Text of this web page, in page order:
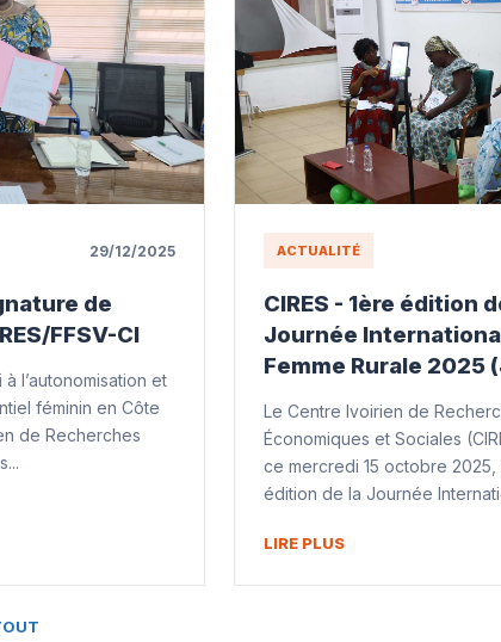
29/12/2025
de
FFSV-CI
l’autonomisation et
féminin en Côte
de Recherches
ACTUALITÉ
CIRES - 1ère édition
Journée
Femme Rurale 2025
Le Centre Ivoirien de
Économiques et Sociales
ce mercredi 15 octobre 2025,
édition de la Journée
LIRE PLUS